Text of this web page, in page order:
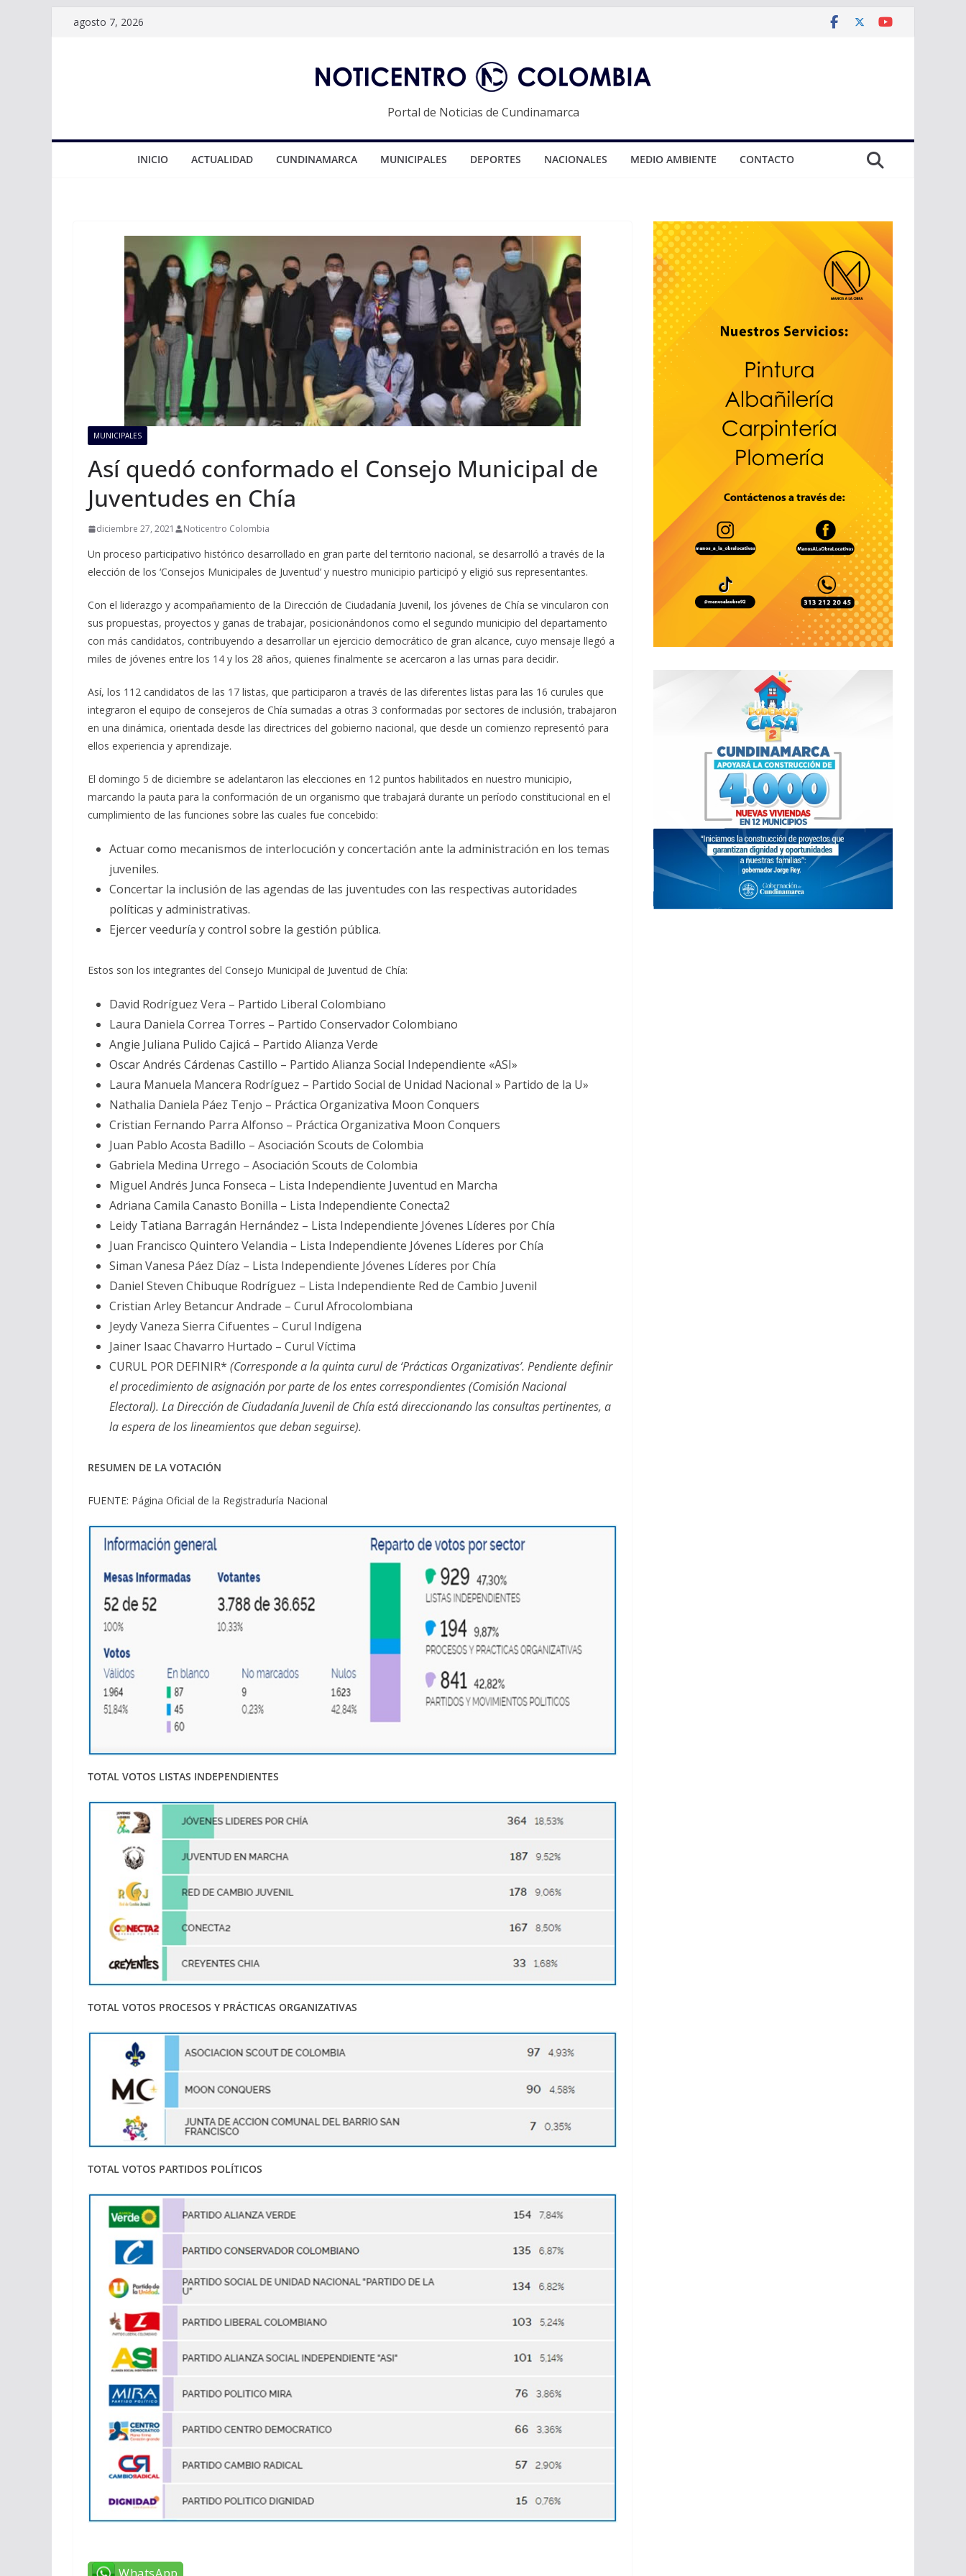
Saltaragosto 7, 2026
Portal de Noticias de Cundinamarca
INICIO ACTUALIDAD CUNDINAMARCA MUNICIPALES DEPORTES NACIONALES MEDIO AMBIENTE CONTACTO
MUNICIPALES
Así quedó conformado el Consejo Municipal de
Juventudes en Chía
diciembre 27, 2021 Noticentro Colombia
Un proceso participativo histórico desarrollado en gran parte del territorio nacional, se desarrolló a través de la
elección de los ‘Consejos Municipales de Juventud’ y nuestro municipio participó y eligió sus representantes.
Con el liderazgo y acompañamiento de la Dirección de Ciudadanía Juvenil, los jóvenes de Chía se vincularon con
sus propuestas, proyectos y ganas de trabajar, posicionándonos como el segundo municipio del departamento
con más candidatos, contribuyendo a desarrollar un ejercicio democrático de gran alcance, cuyo mensaje llegó a
miles de jóvenes entre los 14 y los 28 años, quienes finalmente se acercaron a las urnas para decidir.
Así, los 112 candidatos de las 17 listas, que participaron a través de las diferentes listas para las 16 curules que
integraron el equipo de consejeros de Chía sumadas a otras 3 conformadas por sectores de inclusión, trabajaron
en una dinámica, orientada desde las directrices del gobierno nacional, que desde un comienzo representó para
ellos experiencia y aprendizaje.
El domingo 5 de diciembre se adelantaron las elecciones en 12 puntos habilitados en nuestro municipio,
marcando la pauta para la conformación de un organismo que trabajará durante un período constitucional en el
cumplimiento de las funciones sobre las cuales fue concebido:
Actuar como mecanismos de interlocución y concertación ante la administración en los temas
juveniles.
Concertar la inclusión de las agendas de las juventudes con las respectivas autoridades
políticas y administrativas.
Ejercer veeduría y control sobre la gestión pública.
Estos son los integrantes del Consejo Municipal de Juventud de Chía:
David Rodríguez Vera – Partido Liberal Colombiano
Laura Daniela Correa Torres – Partido Conservador Colombiano
Angie Juliana Pulido Cajicá – Partido Alianza Verde
Oscar Andrés Cárdenas Castillo – Partido Alianza Social Independiente «ASI»
Laura Manuela Mancera Rodríguez – Partido Social de Unidad Nacional » Partido de la U»
Nathalia Daniela Páez Tenjo – Práctica Organizativa Moon Conquers
Cristian Fernando Parra Alfonso – Práctica Organizativa Moon Conquers
Juan Pablo Acosta Badillo – Asociación Scouts de Colombia
Gabriela Medina Urrego – Asociación Scouts de Colombia
Miguel Andrés Junca Fonseca – Lista Independiente Juventud en Marcha
Adriana Camila Canasto Bonilla – Lista Independiente Conecta2
Leidy Tatiana Barragán Hernández – Lista Independiente Jóvenes Líderes por Chía
Juan Francisco Quintero Velandia – Lista Independiente Jóvenes Líderes por Chía
Siman Vanesa Páez Díaz – Lista Independiente Jóvenes Líderes por Chía
Daniel Steven Chibuque Rodríguez – Lista Independiente Red de Cambio Juvenil
Cristian Arley Betancur Andrade – Curul Afrocolombiana
Jeydy Vaneza Sierra Cifuentes – Curul Indígena
Jainer Isaac Chavarro Hurtado – Curul Víctima
CURUL POR DEFINIR* (Corresponde a la quinta curul de ‘Prácticas Organizativas’. Pendiente definir
el procedimiento de asignación por parte de los entes correspondientes (Comisión Nacional
Electoral). La Dirección de Ciudadanía Juvenil de Chía está direccionando las consultas pertinentes, a
la espera de los lineamientos que deban seguirse).
RESUMEN DE LA VOTACIÓN
FUENTE: Página Oficial de la Registraduría Nacional
TOTAL VOTOS LISTAS INDEPENDIENTES
TOTAL VOTOS PROCESOS Y PRÁCTICAS ORGANIZATIVAS
TOTAL VOTOS PARTIDOS POLÍTICOS